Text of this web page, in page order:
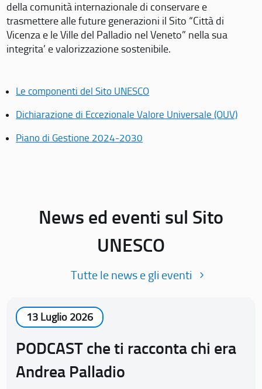
della comunità internazionale di conservare e
trasmettere alle future generazioni il Sito “Città di
Vicenza e le Ville del Palladio nel Veneto” nella sua
integrita’ e valorizzazione sostenibile.
Le componenti del Sito UNESCO
Dichiarazione di Eccezionale Valore Universale (OUV)
Piano di Gestione 2024-2030
News ed eventi sul Sito
UNESCO
Tutte le news e gli eventi
13 Luglio 2026
PODCAST che ti racconta chi era
Andrea Palladio